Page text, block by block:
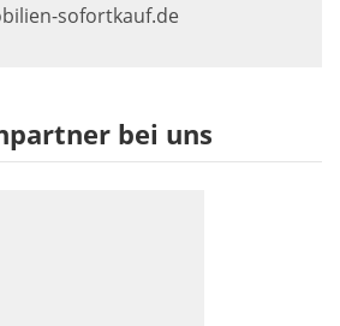
sofortkauf.de
bei uns